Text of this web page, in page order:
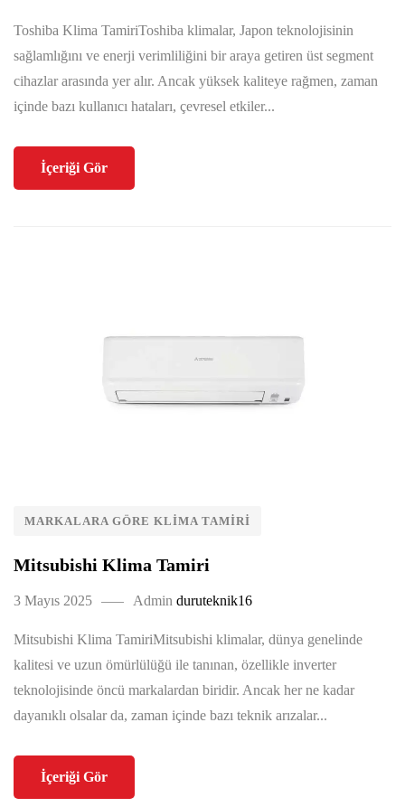
Toshiba Klima TamiriToshiba klimalar, Japon teknolojisinin
sağlamlığını ve enerji verimliliğini bir araya getiren üst segment
cihazlar arasında yer alır. Ancak yüksek kaliteye rağmen, zaman
içinde bazı kullanıcı hataları, çevresel etkiler...
İçeriği Gör
MARKALARA GÖRE KLIMA TAMIRI
Mitsubishi Klima Tamiri
3 Mayıs 2025 Admin duruteknik16
Mitsubishi Klima TamiriMitsubishi klimalar, dünya genelinde
kalitesi ve uzun ömürlülüğü ile tanınan, özellikle inverter
teknolojisinde öncü markalardan biridir. Ancak her ne kadar
dayanıklı olsalar da, zaman içinde bazı teknik arızalar...
İçeriği Gör